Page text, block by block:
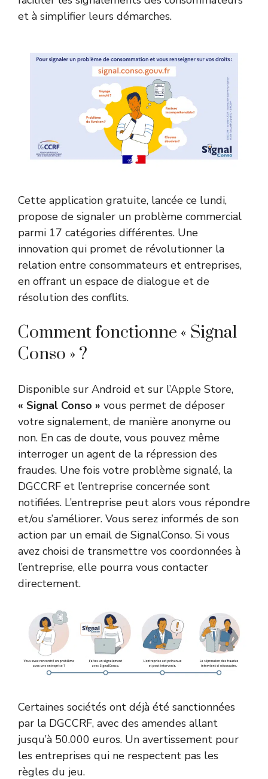
et à simplifier leurs démarches.
Cette application gratuite, lancée ce lundi,
propose de signaler un problème commercial
parmi 17 catégories différentes. Une
innovation qui promet de révolutionner la
relation entre consommateurs et entreprises,
en offrant un espace de dialogue et de
résolution des conflits.
Comment fonctionne « Signal
Conso » ?
Disponible sur Android et sur l’Apple Store,
« Signal Conso » vous permet de déposer
votre signalement, de manière anonyme ou
non. En cas de doute, vous pouvez même
interroger un agent de la répression des
fraudes. Une fois votre problème signalé, la
DGCCRF et l’entreprise concernée sont
notifiées. L’entreprise peut alors vous répondre
et/ou s’améliorer. Vous serez informés de son
action par un email de SignalConso. Si vous
avez choisi de transmettre vos coordonnées à
l’entreprise, elle pourra vous contacter
directement.
Certaines sociétés ont déjà été sanctionnées
par la DGCCRF, avec des amendes allant
jusqu’à 50.000 euros. Un avertissement pour
les entreprises qui ne respectent pas les
règles du jeu.